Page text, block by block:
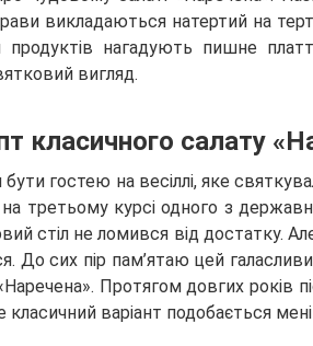
викладаються натертий на
продуктів нагадують пишне
вигляд.
класичного салату
гостею на весіллі, яке
третьому курсі одного з
стіл не ломився від достатку.
До сих пір пам’ятаю цей
Протягом довгих років
класичний варіант подобається